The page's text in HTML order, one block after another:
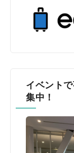
イベント
集中！